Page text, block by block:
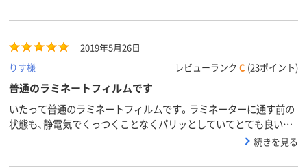
2019年5月26日
りす様
レビューランク C (23ポイント)
普通のラミネートフィルムです
いたって普通のラミネートフィルムです。ラミネーターに通す前の
状態も、静電気でくっつくことなくパリッとしていてとても良いで
続きを見る